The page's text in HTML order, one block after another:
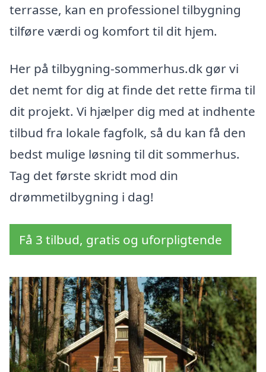
terrasse, kan en professionel tilbygning
tilføre værdi og komfort til dit hjem.
Her på tilbygning-sommerhus.dk gør vi
det nemt for dig at finde det rette firma til
dit projekt. Vi hjælper dig med at indhente
tilbud fra lokale fagfolk, så du kan få den
bedst mulige løsning til dit sommerhus.
Tag det første skridt mod din
drømmetilbygning i dag!
Få 3 tilbud, gratis og uforpligtende